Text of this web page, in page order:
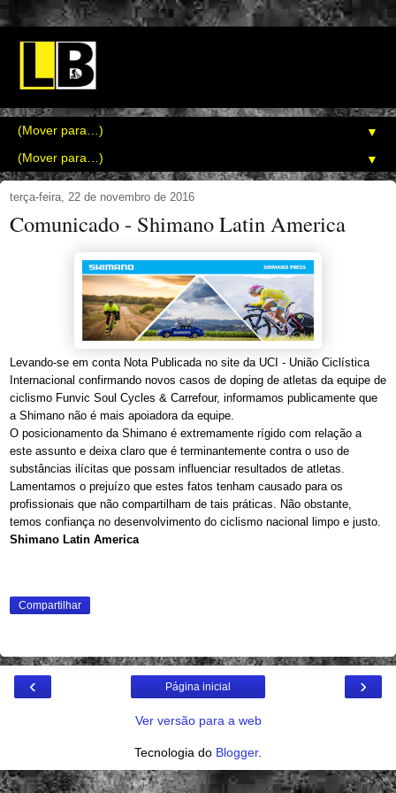
▼
▼
terça-feira, 22 de novembro de 2016
Comunicado - Shimano Latin America
Levando-se em conta Nota Publicada no site da UCI - União Ciclística
Internacional confirmando novos casos de doping de atletas da equipe de
ciclismo Funvic Soul Cycles & Carrefour, informamos publicamente que
a Shimano não é mais apoiadora da equipe.
O posicionamento da Shimano é extremamente rígido com relação a
este assunto e deixa claro que é terminantemente contra o uso de
substâncias ilícitas que possam influenciar resultados de atletas.
Lamentamos o prejuízo que estes fatos tenham causado para os
profissionais que não compartilham de tais práticas. Não obstante,
temos confiança no desenvolvimento do ciclismo nacional limpo e justo.
Shimano Latin America
Compartilhar
‹ ›
Página inicial
Ver versão para a web
Tecnologia do Blogger.